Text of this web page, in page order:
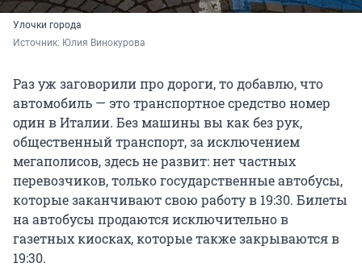
Улочки города
Источник: Юлия Винокурова
Раз уж заговорили про дороги, то добавлю, что
автомобиль — это транспортное средство номер
один в Италии. Без машины вы как без рук,
общественный транспорт, за исключением
мегаполисов, здесь не развит: нет частных
перевозчиков, только государственные автобусы,
которые заканчивают свою работу в 19:30. Билеты
на автобусы продаются исключительно в
газетных киосках, которые также закрываются в
19:30.